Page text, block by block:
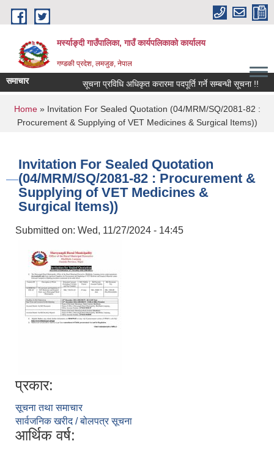
Skip to main content
मर्स्याङ्दी गाउँपालिका, गाउँ कार्यपलिकाको कार्यालय
गण्डकी प्रदेश, लमजुङ, नेपाल
समाचार सूचना प्रविधि अधिकृत करारमा पदपूर्ति गर्ने सम्बन्धी सूचना !!
You are here
Home» Invitation For Sealed Quotation (04/MRM/SQ/2081-82 :
Procurement & Supplying of VET Medicines & Surgical Items))
Invitation For Sealed Quotation
(04/MRM/SQ/2081-82 : Procurement &
Supplying of VET Medicines &
Surgical Items))
Submitted on: Wed, 11/27/2024 - 14:45
प्रकार:
सूचना तथा समाचार
सार्वजनिक खरीद / बोलपत्र सूचना
आर्थिक वर्ष: